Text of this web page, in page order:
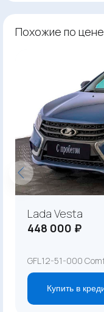
Похожие по цене
Lada Vesta
448 000 ₽
GFL12-51-000
Купить в